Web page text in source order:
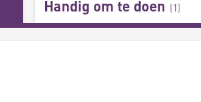
Handig om te doen (1)